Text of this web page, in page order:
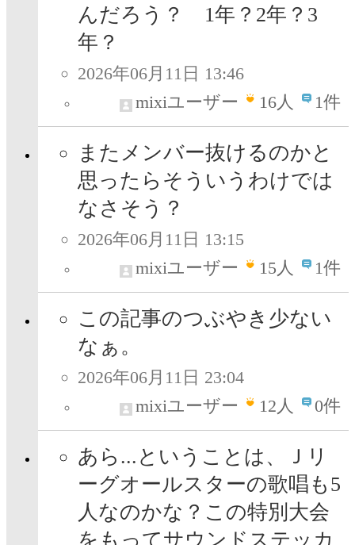
んだろう？ 1年？2年？3
年？
2026年06月11日 13:46
mixiユーザー
16人 1件
またメンバー抜けるのかと
思ったらそういうわけでは
なさそう？
2026年06月11日 13:15
mixiユーザー
15人 1件
この記事のつぶやき少ない
なぁ。
2026年06月11日 23:04
mixiユーザー
12人 0件
あら...ということは、Ｊリ
ーグオールスターの歌唱も5
人なのかな？この特別大会
をもってサウンドステッカ